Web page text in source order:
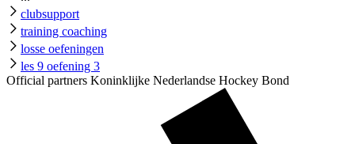
clubsupport
training coaching
losse oefeningen
les 9 oefening 3
Official partners Koninklijke Nederlandse Hockey Bond